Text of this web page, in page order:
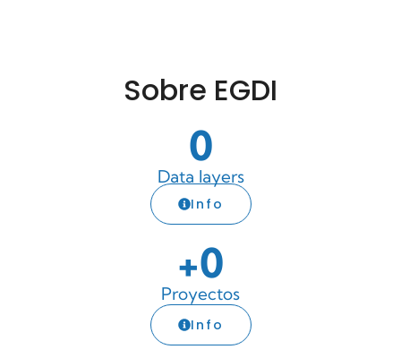
Sobre EGDI
Data layers
0
Info
Proyectos
+0
Info